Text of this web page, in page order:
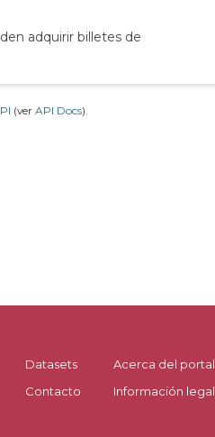
adquirir billetes de
(ver API Docs).
Datasets
Contacto
Acerca del portal
Información legal